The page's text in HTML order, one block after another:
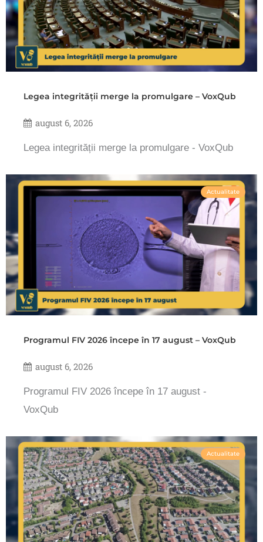
Legea integrității merge la promulgare – VoxQub
august 6, 2026
Legea integrității merge la promulgare - VoxQub
Actualitate
Programul FIV 2026 începe în 17 august – VoxQub
august 6, 2026
Programul FIV 2026 începe în 17 august -
VoxQub
Actualitate